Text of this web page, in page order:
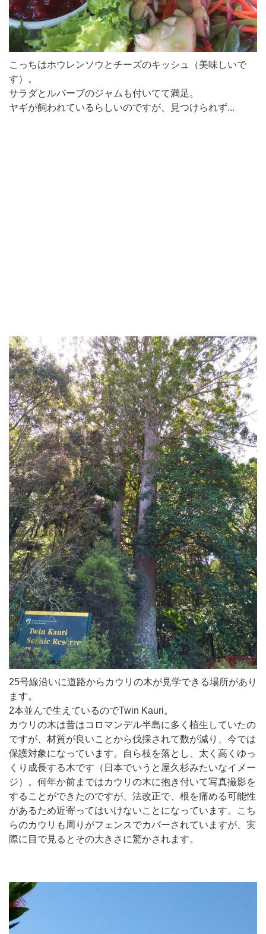
こっちはホウレンソウとチーズのキッシュ（美味しいで
す）。
サラダとルバーブのジャムも付いてて満足。
ヤギが飼われているらしいのですが、見つけられず...
25号線沿いに道路からカウリの木が見学できる場所があり
ます。
2本並んで生えているのでTwin Kauri。
カウリの木は昔はコロマンデル半島に多く植生していたの
ですが、材質が良いことから伐採されて数が減り、今では
保護対象になっています。自ら枝を落とし、太く高くゆっ
くり成長する木です（日本でいうと屋久杉みたいなイメー
ジ）。何年か前まではカウリの木に抱き付いて写真撮影を
することができたのですが、法改正で、根を痛める可能性
があるため近寄ってはいけないことになっています。こち
らのカウリも周りがフェンスでカバーされていますが、実
際に目で見るとその大きさに驚かされます。